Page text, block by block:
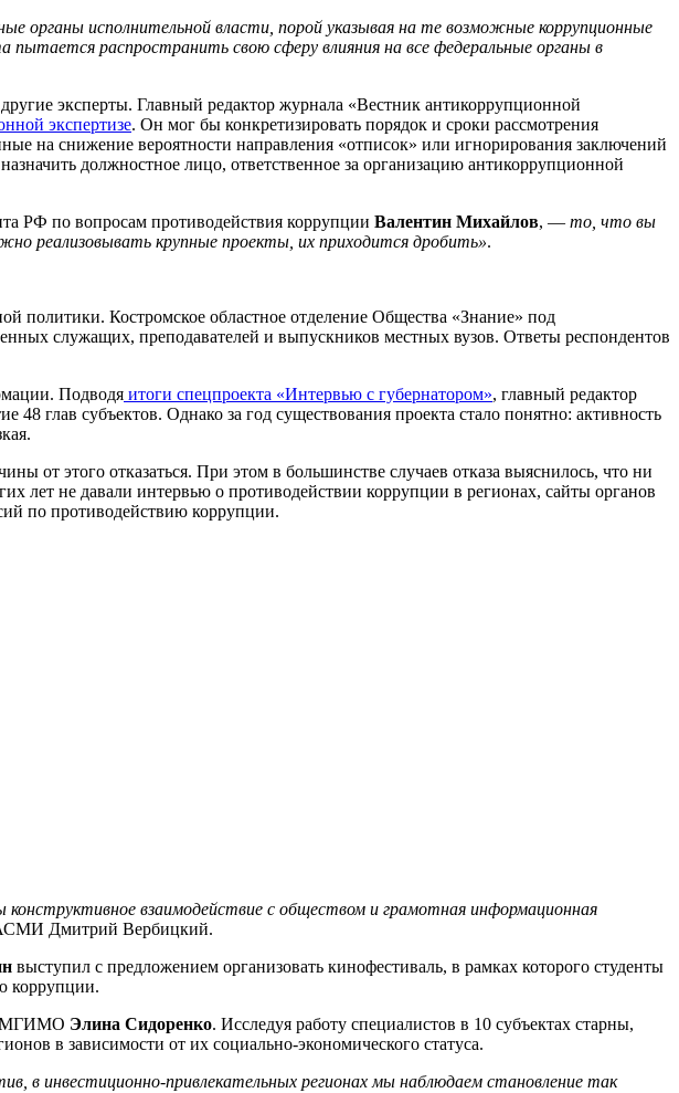
органы исполнительной власти, порой указывая на те возможные коррупционные
распространить свою сферу влияния на все федеральные органы в
эксперты. Главный редактор журнала «Вестник антикоррупционной
экспертизе. Он мог бы конкретизировать порядок и сроки рассмотрения
на снижение вероятности направления «отписок» или игнорирования заключений
должностное лицо, ответственное за организацию антикоррупционной
РФ по вопросам противодействия коррупции Валентин Михайлов, — то, что вы
реализовывать крупные проекты, их приходится дробить».
политики. Костромское областное отделение Общества «Знание» под
служащих, преподавателей и выпускников местных вузов. Ответы респондентов
Подводя итоги спецпроекта «Интервью с губернатором», главный редактор
48 глав субъектов. Однако за год существования проекта стало понятно: активность
от этого отказаться. При этом в большинстве случаев отказа выяснилось, что ни
лет не давали интервью о противодействии коррупции в регионах, сайты органов
по противодействию коррупции.
конструктивное взаимодействие с обществом и грамотная информационная
Дмитрий Вербицкий.
выступил с предложением организовать кинофестиваль, в рамках которого студенты
коррупции.
МГИМО Элина Сидоренко. Исследуя работу специалистов в 10 субъектах старны,
в зависимости от их социально-экономического статуса.
в инвестиционно-привлекательных регионах мы наблюдаем становление так